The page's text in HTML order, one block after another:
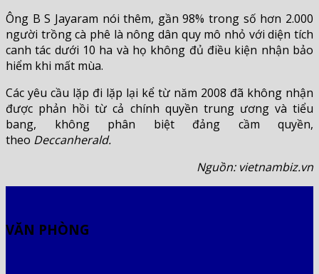
Ông B S Jayaram nói thêm, gần 98% trong số hơn 2.000
người trồng cà phê là nông dân quy mô nhỏ với diện tích
canh tác dưới 10 ha và họ không đủ điều kiện nhận bảo
hiểm khi mất mùa.
Các yêu cầu lặp đi lặp lại kể từ năm 2008 đã không nhận
được phản hồi từ cả chính quyền trung ương và tiểu
bang, không phân biệt đảng cầm quyền,
theo Deccanherald.
Nguồn: vietnambiz.vn
VĂN PHÒNG